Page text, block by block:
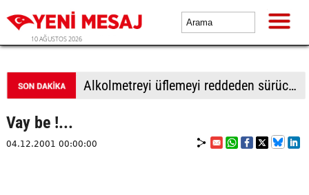
10 AĞUSTOS 2026
Alkolmetreyi üflemeyi reddeden sürücüye 350 bin TL ceza
Vay be !...
04.12.2001 00:00:00